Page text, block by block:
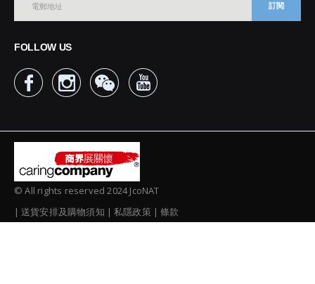
訂閱
FOLLOW US
© All rights reserved 2024 JcoNAT
送貨安排及購物須知
私隱政策 條款